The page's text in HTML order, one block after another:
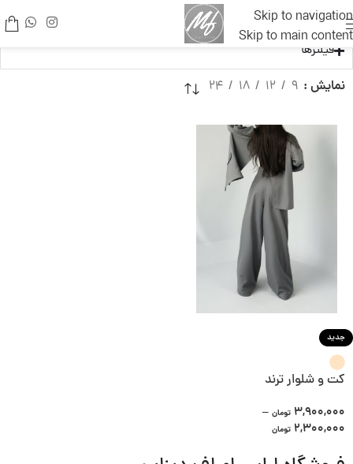
Skip to navigation
Skip to main content
فیلترها
نمایش
9
12
18
24
جدید
کت و شلوار ترند
3,900,000 تومان –
2,300,000 تومان